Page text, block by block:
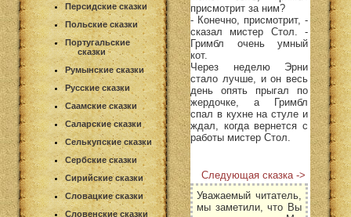
Персидские сказки
Польские сказки
Португальские
сказки
Румынские сказки
Русские сказки
Саамские сказки
Саларские сказки
Селькупские сказки
Сербские сказки
Сирийские сказки
Словацкие сказки
Словенские сказки
присмотрит за ним?
- Конечно, присмотрит, -
сказал мистер Стол. -
Гримбл очень умный
кот.
Через неделю Эрни
стало лучше, и он весь
день опять прыгал по
жердочке, а Гримбл
спал в кухне на стуле и
ждал, когда вернется с
работы мистер Стол.
Следующая сказка ->
Уважаемый читатель,
мы заметили, что Вы